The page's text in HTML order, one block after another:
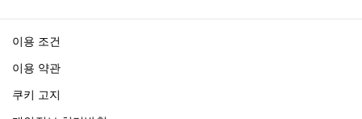
Excellence Awards
블로그
이용 조건
이용 약관
쿠키 고지